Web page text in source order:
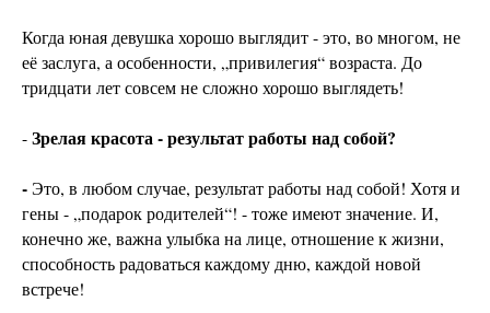
Когда юная девушка хорошо выглядит - это, во многом, не
её заслуга, а особенности, „привилегия“ возраста. До
тридцати лет совсем не сложно хорошо выглядеть!
-Зрелая красота - результат работы над собой?
-Это, в любом случае, результат работы над собой! Хотя и
гены - „подарок родителей“! - тоже имеют значение. И,
конечно же, важна улыбка на лице, отношение к жизни,
способность радоваться каждому дню, каждой новой
встрече!